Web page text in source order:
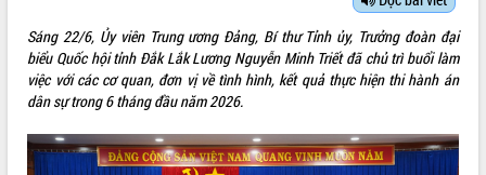
SỞ, BAN, NGÀNH
UBND CÁC XÃ, PHƯỜNG
THÔNG TIN CHỈ ĐẠO ĐIỀU HÀNH
Sáng 22/6, Ủy viên Trung ương Đảng, Bí thư Tỉnh ủy, Trưởng đoàn đại
biểu Quốc hội tỉnh Đắk Lắk Lương Nguyễn Minh Triết đã chủ trì buổi làm
việc với các cơ quan, đơn vị về tình hình, kết quả thực hiện thi hành án
dân sự trong 6 tháng đầu năm 2026.